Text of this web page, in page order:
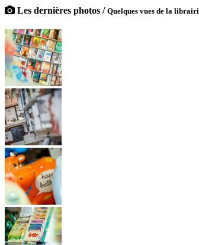
Les dernières photos / Quelques vues de la